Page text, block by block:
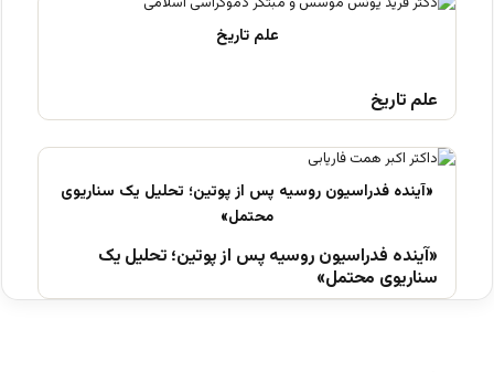
علم تاریخ
«آینده فدراسیون روسیه پس از پوتین؛ تحلیل یک
سناریوی محتمل»